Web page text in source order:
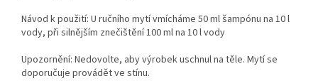
Návod k použití: U ručního mytí vmícháme 50 ml šampónu na 10 l
vody, při silnějším znečištění 100 ml na 10 l vody
Upozornění: Nedovolte, aby výrobek uschnul na těle. Mytí se
doporučuje provádět ve stínu.